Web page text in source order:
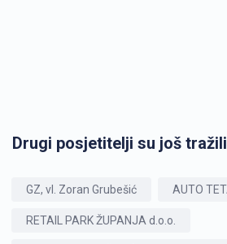
Drugi posjetitelji su još
GZ, vl. Zoran Grubešić AUTO
RETAIL PARK ŽUPANJA d.o.o.